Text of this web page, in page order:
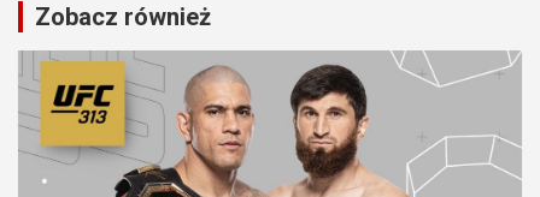
Zobacz również